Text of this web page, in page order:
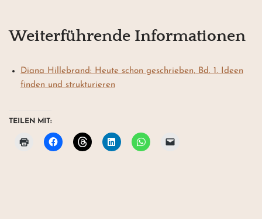
Weiterführende Informationen
Diana Hillebrand: Heute schon geschrieben, Bd. 1, Ideen
finden und strukturieren
TEILEN MIT: